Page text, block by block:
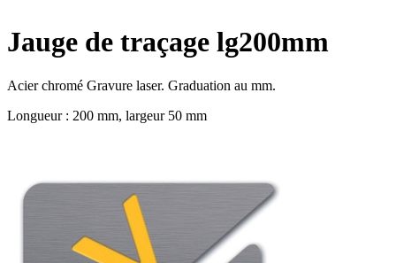
Jauge de traçage lg200mm
Acier chromé Gravure laser. Graduation au mm.
Longueur : 200 mm, largeur 50 mm